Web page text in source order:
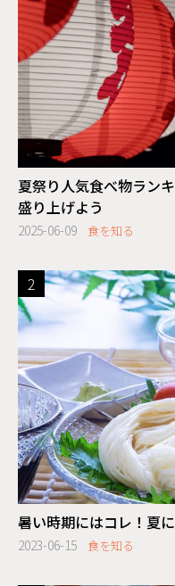
夏祭り人気食べ物ラン
盛り上げよう
2025-06-09 食を知る
暑い時期にはコレ！夏
2023-06-15 食を知る